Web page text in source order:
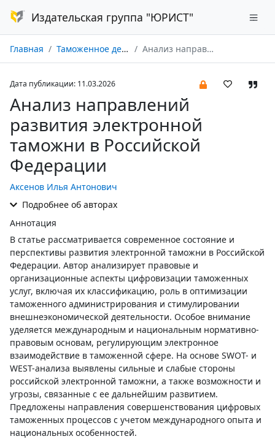
Издательская группа "ЮРИСТ"
Главная Таможенное дело № 01/2026 Анализ направлений развития электронной таможни в Российской Федерации
Дата публикации: 11.03.2026
Анализ направлений
развития электронной
таможни в Российской
Федерации
Аксенов Илья Антонович
Подробнее об авторах
Аннотация
В статье рассматривается современное состояние и
перспективы развития электронной таможни в Российской
Федерации. Автор анализирует правовые и
организационные аспекты цифровизации таможенных
услуг, включая их классификацию, роль в оптимизации
таможенного администрирования и стимулировании
внешнеэкономической деятельности. Особое внимание
уделяется международным и национальным нормативно-
правовым основам, регулирующим электронное
взаимодействие в таможенной сфере. На основе SWOT- и
WEST-анализа выявлены сильные и слабые стороны
российской электронной таможни, а также возможности и
угрозы, связанные с ее дальнейшим развитием.
Предложены направления совершенствования цифровых
таможенных процессов с учетом международного опыта и
национальных особенностей.